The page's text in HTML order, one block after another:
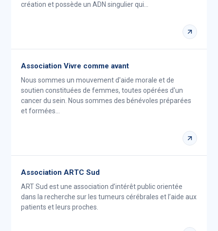
création et possède un ADN singulier qui…
Association Vivre comme avant
Nous sommes un mouvement d'aide morale et de
soutien constituées de femmes, toutes opérées d'un
cancer du sein. Nous sommes des bénévoles préparées
et formées…
Association ARTC Sud
ART Sud est une association d’intérêt public orientée
dans la recherche sur les tumeurs cérébrales et l’aide aux
patients et leurs proches.